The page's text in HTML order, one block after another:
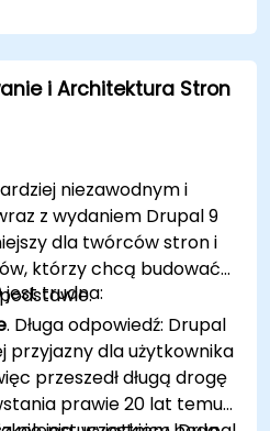
i wydajność
niestandardowymi
na poziomie
zaawansowanym i
do projektowania i
WordPress.
witryny i okruszki
w projektowaniu
i responsywnym
WordPress.
WordPress pod
Analytics.
i Architektura Stron
niezawodnym i
z wydaniem Drupal 9
dla twórców stron i
którzy chcą budować
jest trudna:
. Długa odpowiedź: Drupal
przyjazny dla użytkownika
przeszedł długą drogę
prawie 20 lat temu